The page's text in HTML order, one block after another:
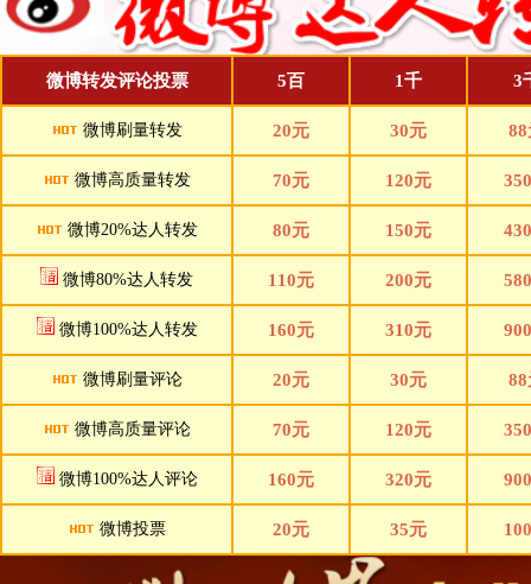
微博转发评论投票 5百 1千 3
微博刷量转发 20元 30元 88
微博高质量转发 70元 120元
微博20%达人转发 80元 150元
微博80%达人转发 110元 200元
微博100%达人转发 160元 310元
微博刷量评论 20元 30元 88
微博高质量评论 70元 120元
微博100%达人评论 160元 320元
微博投票 20元 35元